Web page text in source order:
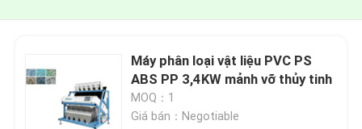
Máy phân loại vật liệu PVC PS
ABS PP 3,4KW mảnh vỡ thủy tinh
MOQ：1
Giá bán：Negotiable